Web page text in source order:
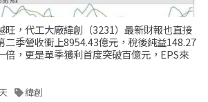
旺，代工大廠緯創（3231）最新財報也直接
二季營收衝上8954.43億元，稅後純益148.27
倍，更是單季獲利首度突破百億元，EPS來
緯創